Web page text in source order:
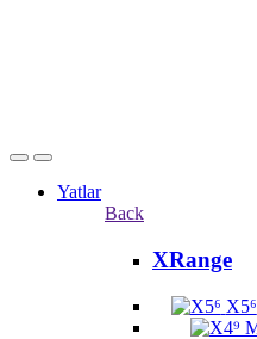
Yatlar
Back
XRange
X5⁶